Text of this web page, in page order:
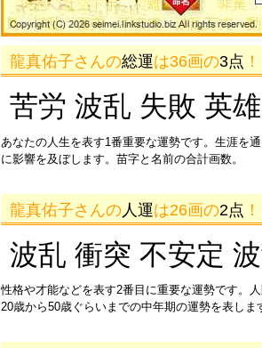
龍真佑子さんの総運は36画の3点 ！
苦労 波乱 失敗 英
あなたの人生を表す1番重要な運勢です。生涯を
に影響を及ぼします。苗字と名前の合計画数。
龍真佑子さんの 人運は26画の2点 ！
波乱 衝突 不安定
性格や才能などを表す2番目に重要な運勢です。
20歳から50歳ぐらいまでの中年期の運勢を表しま